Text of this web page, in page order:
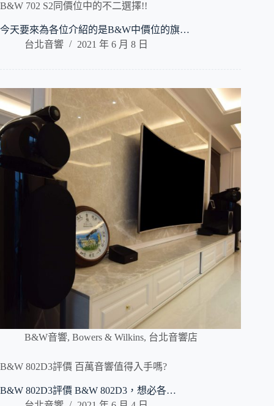
B&W 702 S2同價位中的不二選擇!!
今天要來為各位介紹的是B&W中價位的旗…
台北音響
2021 年 6 月 8 日
B&W音響, Bowers & Wilkins, 台北音響店
B&W 802D3評價 百萬音響值得入手嗎?
B&W 802D3評價 B&W 802D3，想必各…